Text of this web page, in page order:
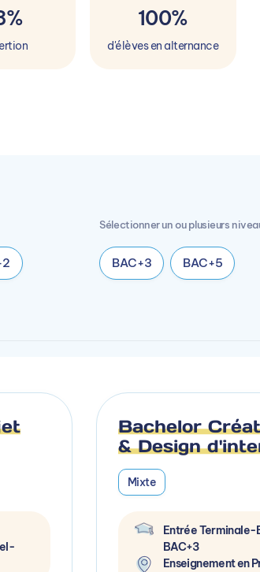
100%
d'élèves en alternance
Sélectionner un ou plusieurs
BAC+3 BAC+5
Bachelor
& Design
Mixte
Entrée Terminale-
BAC+3
Enseignement en